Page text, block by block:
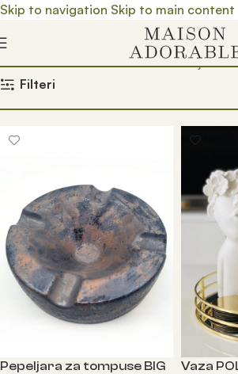
Skip to navigation Skip to main content
Почетна/ Prodavnica/ Product Boja/
Filteri
Pepeljara za tompuse BIG Vaza